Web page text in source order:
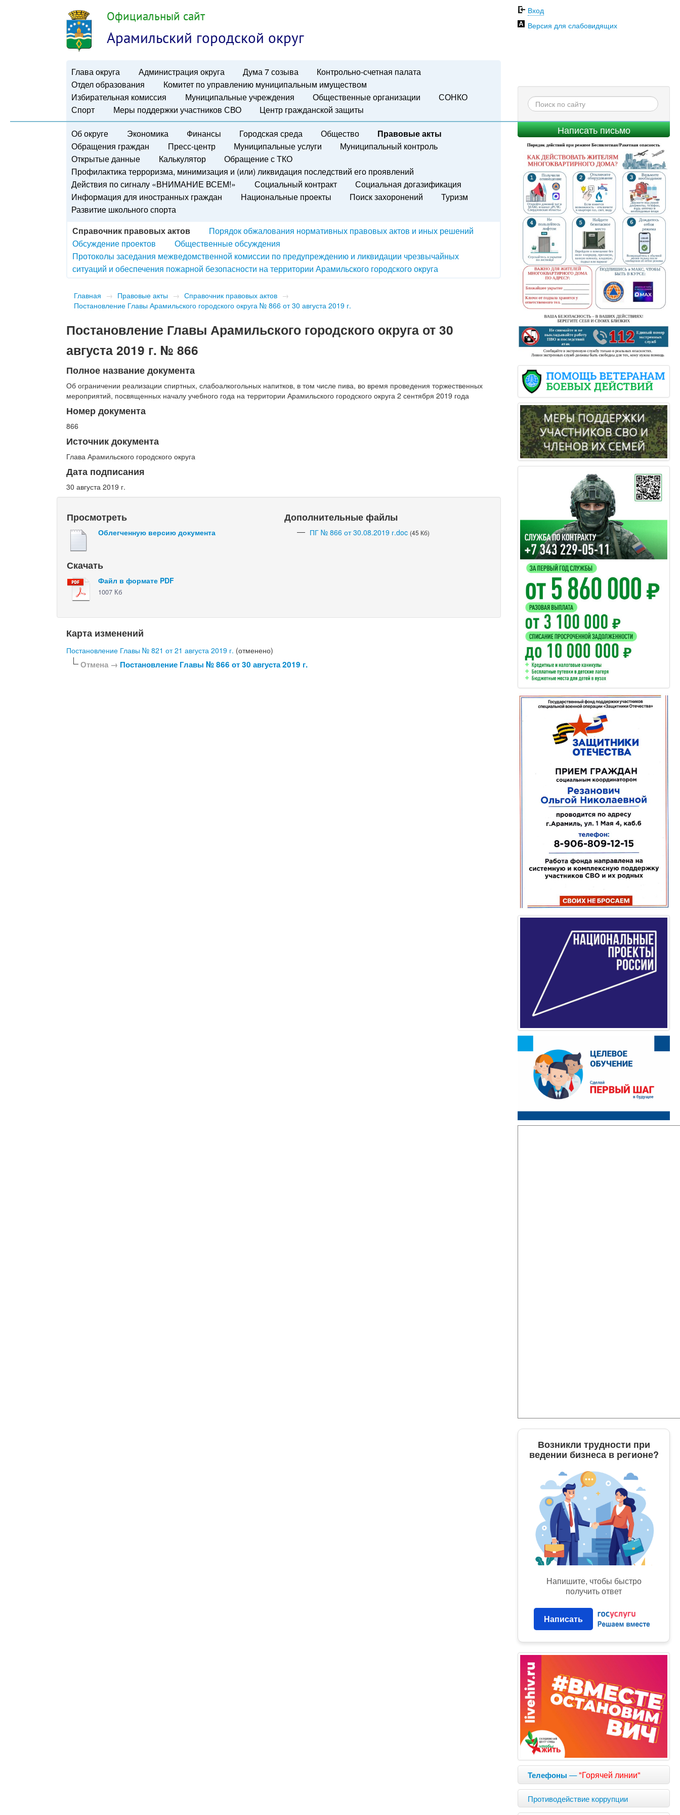
Официальный сайт
Арамильский городской округ
Глава округа Администрация округа Дума 7 созыва
Контрольно-счетная палата
Отдел образования
Комитет по управлению муниципальным имуществом
Избирательная комиссия
Муниципальные учреждения Общественные организации
СОНКО
Спорт
Меры поддержки участников СВО Центр гражданской защиты
Вход
Версия для слабовидящих
Написать письмо
Об округе Экономика Финансы Городская среда Общество
Правовые акты
Обращения граждан
Пресс-центр Муниципальные услуги
Муниципальный контроль
Открытые данные
Калькулятор
Обращение с ТКО
Профилактика терроризма, минимизация и (или) ликвидация последствий его проявлений
Действия по сигналу «ВНИМАНИЕ ВСЕМ!»
Социальный контракт
Социальная догазификация
Информация для иностранных граждан
Национальные проекты Поиск захоронений
Туризм
Развитие школьного спорта
Справочник правовых актов
Порядок обжалования нормативных правовых актов и иных решений
Обсуждение проектов
Общественные обсуждения
Протоколы заседания межведомственной комиссии по предупреждению и ликвидации чрезвычайных
ситуаций и обеспечения пожарной безопасности на территории Арамильского городского округа
Главная → Правовые акты → Справочник правовых актов →
Постановление Главы Арамильского городского округа № 866 от 30 августа 2019 г.
Постановление Главы Арамильского городского округа от 30
августа 2019 г. № 866
Полное название документа
Об ограничении реализации спиртных, слабоалкогольных напитков, в том числе пива, во время проведения торжественных
мероприятий, посвященных началу учебного года на территории Арамильского городского округа 2 сентября 2019 года
Номер документа
866
Источник документа
Глава Арамильского городского округа
Дата подписания
30 августа 2019 г.
Просмотреть
Облегченную версию документа
Скачать
Файл в формате PDF
1007 Кб
Дополнительные файлы
ПГ № 866 от 30.08.2019 г.doc (45 Кб)
Карта изменений
Постановление Главы № 821 от 21 августа 2019 г. (отменено)
Отмена → Постановление Главы № 866 от 30 августа 2019 г.
Возникли трудности при
ведении бизнеса в регионе?
Напишите, чтобы быстро
получить ответ
Написать
Телефоны —"Горячей линии"
Противодействие коррупции